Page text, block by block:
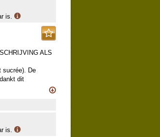
is.
ALS
sucrée). De
dit
opgepot,
aanvullen.
is.